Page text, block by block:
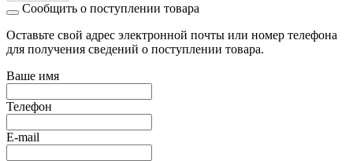
Сообщить о поступлении товара
Оставьте свой адрес электронной почты или номер телефона
для получения сведений о поступлении товара.
Ваше имя
Телефон
E-mail